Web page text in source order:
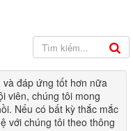
đáp ứng tốt hơn nữa
viên, chúng tôi mong
Nếu có bất kỳ thắc mắc
với chúng tôi theo thông